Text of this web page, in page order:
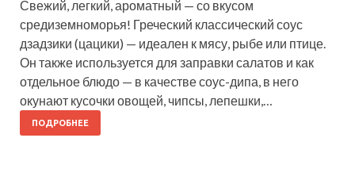
Свежий, легкий, ароматный — со вкусом
средиземноморья! Греческий классический соус
дзадзики (цацики) — идеален к мясу, рыбе или птице.
Он также используется для заправки салатов и как
отдельное блюдо — в качестве соус-дипа, в него
окунают кусочки овощей, чипсы, лепешки,…
ПОДРОБНЕЕ